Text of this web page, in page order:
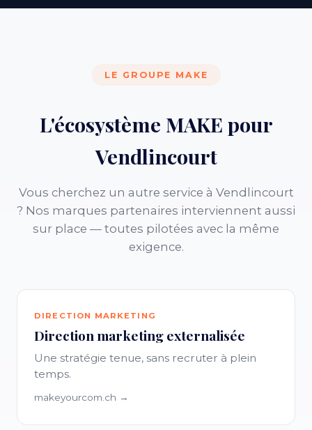
LE GROUPE MAKE
L'écosystème MAKE pour
Vendlincourt
Vous cherchez un autre service à Vendlincourt
? Nos marques partenaires interviennent aussi
sur place — toutes pilotées avec la même
exigence.
DIRECTION MARKETING
Direction marketing externalisée
Une stratégie tenue, sans recruter à plein
temps.
makeyourcom.ch →